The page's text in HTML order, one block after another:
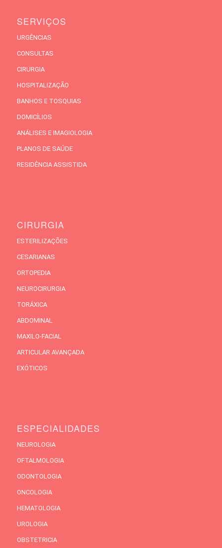
SERVIÇOS
URGÊNCIAS
CONSULTAS
CIRURGIA
HOSPITALIZAÇÃO
BANHOS E TOSQUIAS
DOMICÍLIOS
ANÁLISES E IMAGIOLOGIA
PLANOS DE SAÚDE
RESIDÊNCIA ASSISTIDA
CIRURGIA
ESTERILIZAÇÕES
CESARIANAS
ORTOPEDIA
NEUROCIRURGIA
TORÁXICA
ABDOMINAL
MAXILO-FACIAL
ARTICULAR AVANÇADA
EXÓTICOS
ESPECIALIDADES
NEUROLOGIA
OFTALMOLOGIA
ODONTOLOGIA
ONCOLOGIA
HEMATOLOGIA
UROLOGIA
OBSTETRICIA